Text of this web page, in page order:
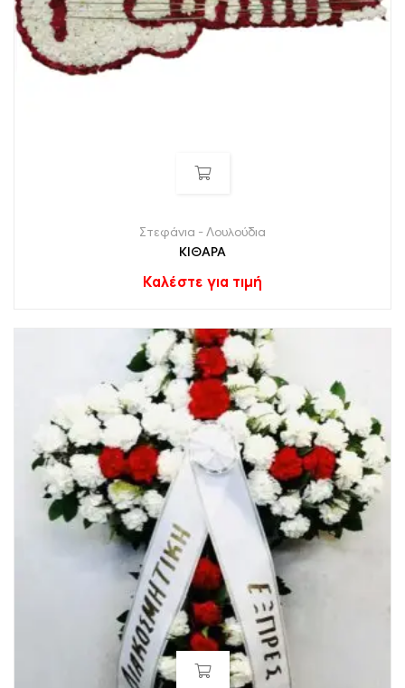
Στεφάνια - Λουλούδια
ΚΙΘΑΡΑ
Καλέστε για τιμή